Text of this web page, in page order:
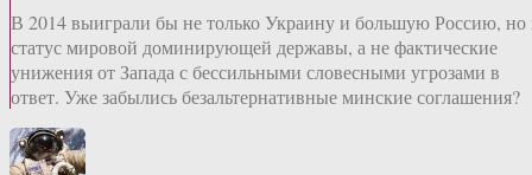
В 2014 выиграли бы не только Украину и большую Россию, но
статус мировой доминирующей державы, а не фактические
унижения от Запада с бессильными словесными угрозами в
ответ. Уже забылись безальтернативные минские соглашения?